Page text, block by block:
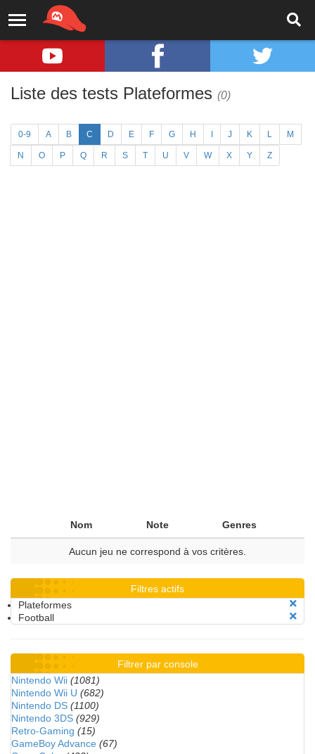
Liste des tests Plateformes (0)
0-9 A B C D E F G H J K L M
N O P Q R S T U V W X Y Z
Nom Note Genres
Aucun jeu ne correspond à vos critères.
Filtres actifs
Plateformes
Football
Filtrer par console
Nintendo Wii (1081)
Nintendo Wii U (682)
Nintendo DS (1100)
Nintendo 3DS (929)
Retro-Gaming (15)
GameBoy Advance (67)